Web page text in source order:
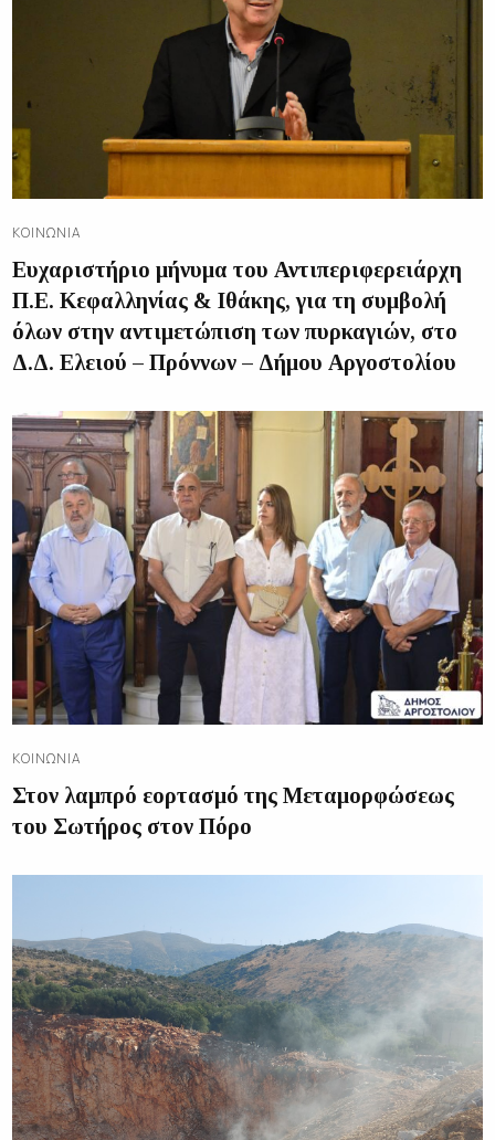
ΚΟΙΝΩΝΊΑ
Ευχαριστήριο μήνυμα του Αντιπεριφερειάρχη
Π.Ε. Κεφαλληνίας & Ιθάκης, για τη συμβολή
όλων στην αντιμετώπιση των πυρκαγιών, στο
Δ.Δ. Ελειού – Πρόννων – Δήμου Αργοστολίου
ΚΟΙΝΩΝΊΑ
Στον λαμπρό εορτασμό της Μεταμορφώσεως
του Σωτήρος στον Πόρο